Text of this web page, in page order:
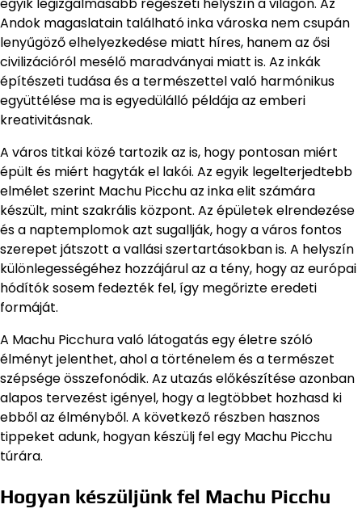
Andok magaslatain található inka városka nem csupán
lenyűgöző elhelyezkedése miatt híres, hanem az ősi
civilizációról mesélő maradványai miatt is. Az inkák
építészeti tudása és a természettel való harmónikus
együttélése ma is egyedülálló példája az emberi
kreativitásnak.
A város titkai közé tartozik az is, hogy pontosan miért
épült és miért hagyták el lakói. Az egyik legelterjedtebb
elmélet szerint Machu Picchu az inka elit számára
készült, mint szakrális központ. Az épületek elrendezése
és a naptemplomok azt sugallják, hogy a város fontos
szerepet játszott a vallási szertartásokban is. A helyszín
különlegességéhez hozzájárul az a tény, hogy az európai
hódítók sosem fedezték fel, így megőrizte eredeti
formáját.
A Machu Picchura való látogatás egy életre szóló
élményt jelenthet, ahol a történelem és a természet
szépsége összefonódik. Az utazás előkészítése azonban
alapos tervezést igényel, hogy a legtöbbet hozhasd ki
ebből az élményből. A következő részben hasznos
tippeket adunk, hogyan készülj fel egy Machu Picchu
túrára.
Hogyan készüljünk fel Machu Picchu